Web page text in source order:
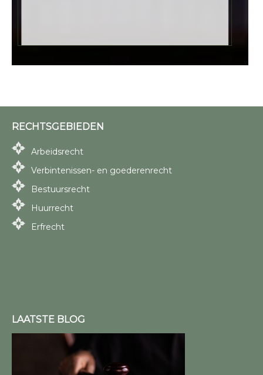
RECHTSGEBIEDEN
Arbeidsrecht
Verbintenissen- en goederenrecht
Bestuursrecht
Huurrecht
Erfrecht
LAATSTE BLOG